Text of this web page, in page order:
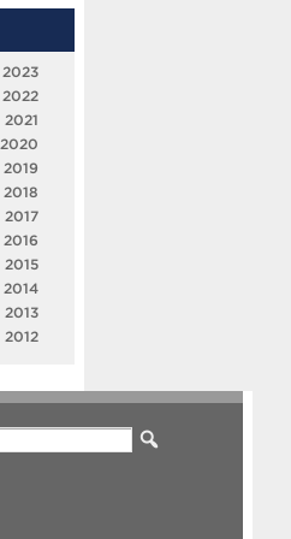
2023
2022
2021
2020
2019
2018
2017
2016
2015
2014
2013
2012